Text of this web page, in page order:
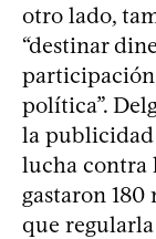
otro lado,
“destinar
política”.
la publicidad
lucha contra
gastaron 180
que